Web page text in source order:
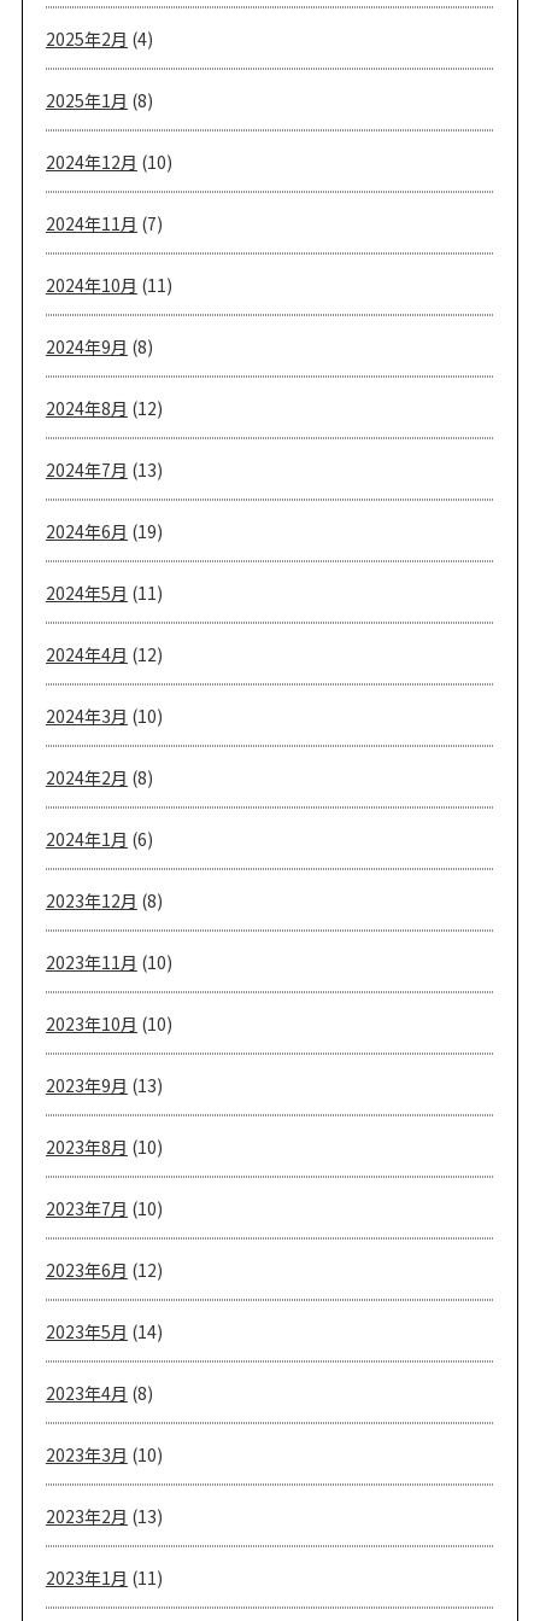
2025年2月 (4)
2025年1月 (8)
2024年12月 (10)
2024年11月 (7)
2024年10月 (11)
2024年9月 (8)
2024年8月 (12)
2024年7月 (13)
2024年6月 (19)
2024年5月 (11)
2024年4月 (12)
2024年3月 (10)
2024年2月 (8)
2024年1月 (6)
2023年12月 (8)
2023年11月 (10)
2023年10月 (10)
2023年9月 (13)
2023年8月 (10)
2023年7月 (10)
2023年6月 (12)
2023年5月 (14)
2023年4月 (8)
2023年3月 (10)
2023年2月 (13)
2023年1月 (11)